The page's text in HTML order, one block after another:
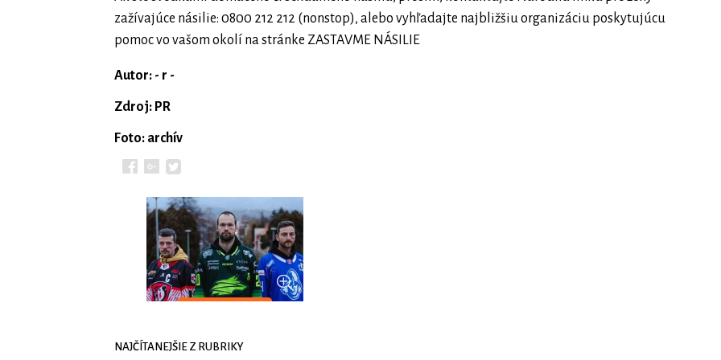
zažívajúce násilie: 0800 212 212 (nonstop), alebo vyhľadajte najbližšiu organizáciu poskytujúcu
pomoc vo vašom okolí na stránke ZASTAVME NÁSILIE
Autor: - r -
Zdroj: PR
Foto: archív
NAJČÍTANEJŠIE Z RUBRIKY